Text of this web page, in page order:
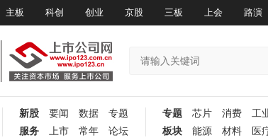
主板 科创 创业 京股 三板 上会 路演
新股 要闻 数据
专题
服务
上市 常年 论坛
专题 芯片 消费
工
板块
能源 材料 医